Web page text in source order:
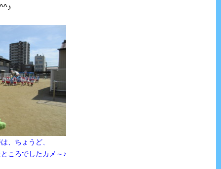
、ちょうど、
ころでしたカメ～♪